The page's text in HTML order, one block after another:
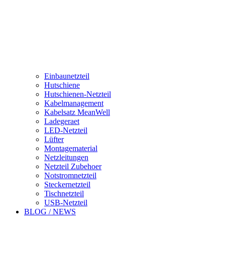
Einbaunetzteil
Hutschiene
Hutschienen-Netzteil
Kabelmanagement
Kabelsatz MeanWell
Ladegeraet
LED-Netzteil
Lüfter
Montagematerial
Netzleitungen
Netzteil Zubehoer
Notstromnetzteil
Steckernetzteil
Tischnetzteil
USB-Netzteil
BLOG / NEWS